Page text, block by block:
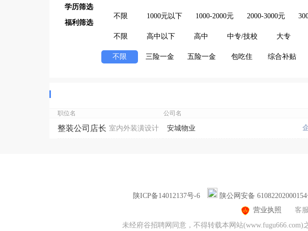
不限 1000元以下 1000-2000元 2000-3000元
学历筛选
不限 高中以下 高中 中专/技校 大专
福利筛选
不限 三险一金 五险一金 包吃住 综合补贴
职位名 公司名
整装公司店长 室内外装潢设计 安城物业
陕ICP备14012137号-6 陕公网安备
营业执照
客
未经府谷招聘网同意，不得转载本网站